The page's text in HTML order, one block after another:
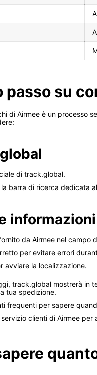
passo su
di Airmee è un processo
di track.global.
barra di ricerca dedicata
informazioni
da Airmee nel campo
per evitare errori
avviare la localizzazione.
track.global mostrerà in
tua spedizione.
frequenti per sapere
clienti di Airmee per